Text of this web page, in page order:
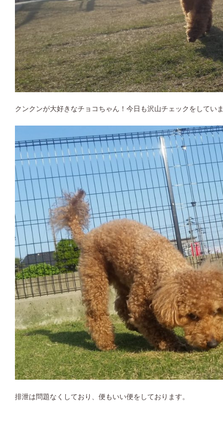
クンクンが大好きなチョコちゃん！今日も沢山チェックをしてい
排泄は問題なくしており、便もいい便をしております。